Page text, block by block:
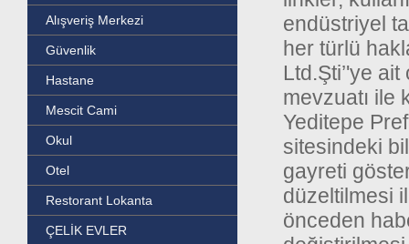
Alışveriş Merkezi
Güvenlik
Hastane
Mescit Cami
Okul
Otel
Restorant Lokanta
ÇELİK EVLER
endüstriyel
her türlü
Ltd.Şti’'ye
mevzuatı ile
Yeditepe
sitesindeki
gayreti
düzeltilmesi
önceden